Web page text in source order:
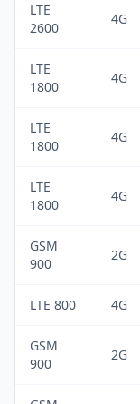
LTE
2600
4G
LTE
1800
4G
LTE
1800
4G
LTE
1800
4G
GSM
900
2G
LTE 800 4G
GSM
900
2G